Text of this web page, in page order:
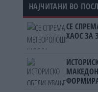
НАЈЧИТАНИ ВО
СЕ
ХАОС ЗА